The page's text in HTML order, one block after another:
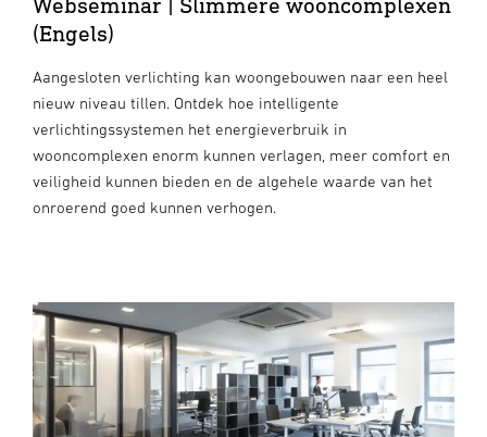
(Engels)
Aangesloten verlichting kan woongebouwen naar een heel
nieuw niveau tillen. Ontdek hoe intelligente
verlichtingssystemen het energieverbruik in
wooncomplexen enorm kunnen verlagen, meer comfort en
veiligheid kunnen bieden en de algehele waarde van het
onroerend goed kunnen verhogen.